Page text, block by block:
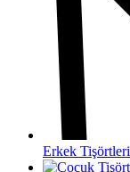
Erkek Tişörtleri